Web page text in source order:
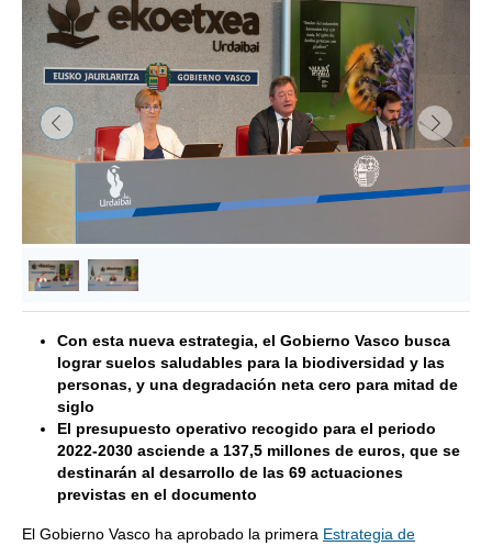
&lsaquo; Anterior
Con esta nueva estrategia, el Gobierno Vasco busca
lograr suelos saludables para la biodiversidad y las
personas, y una degradación neta cero para mitad de
siglo
El presupuesto operativo recogido para el periodo
2022-2030 asciende a 137,5 millones de euros, que se
destinarán al desarrollo de las 69 actuaciones
previstas en el documento
El Gobierno Vasco ha aprobado la primera Estrategia de